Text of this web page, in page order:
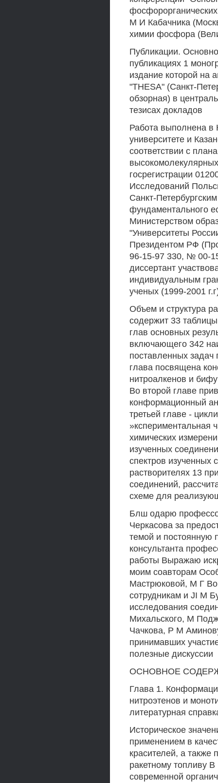
М И Кабачника
химии фосфора
Публикации.
публикациях 1
издание которой на
"THESA" (Санкт-
обзорная) в
тезисах докладов
Работа выполнена в
университете и
соответствии с
госрегистрации
Исследований
Санкт-
фундаментального
Министерством
"Университеты
Президентом РФ
96-15-97 330, № 00-
диссертант
индивидуальным
ученых (1999-2001
Объем и структура
содержит 33
глав основных
включающего 342
поставленных
глава посвящена
нитроалкенов и
Во второй главе
конформационный
третьей главе -
»кспериментальная
химических
изученных
спектров изученных
растворителях 13
соединений,
схеме для
Блш одарю
Черкасова за
темой и постоянную
консультанта
работы Выражаю
моим соавторам
Мастрюковой, М Г
сотрудникам и JI М
исследования
Михальского, М
Чачкова, Р М
принимавших
полезные дискуссии
ОСНОВНОЕ
Глава 1.
нитроэтенов и
литературная
Историческое
применением в
красителей, а также
ракетному топливу
современной